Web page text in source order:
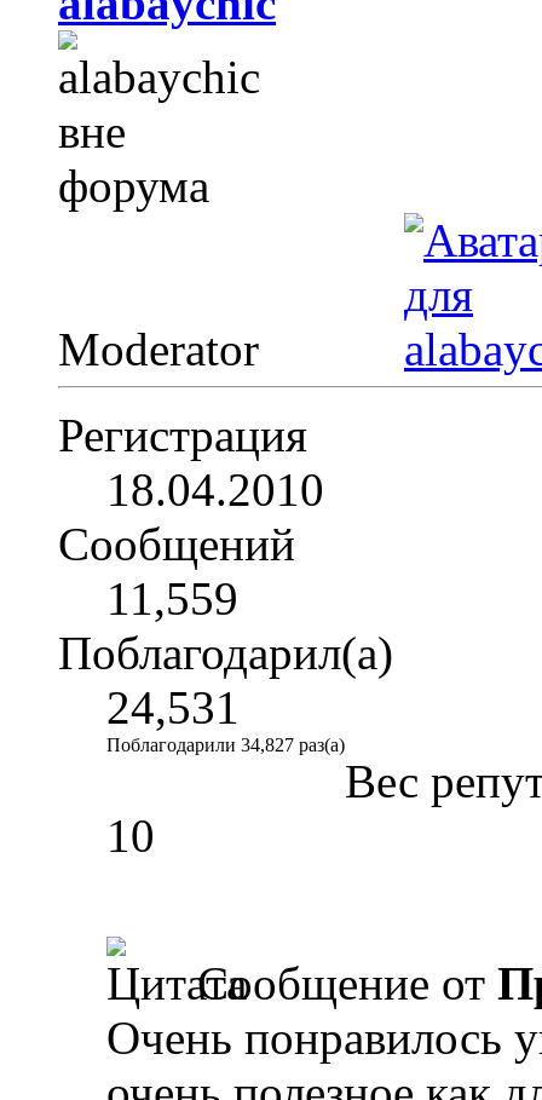
Moderator
Регистрация
18.04.2010
Сообщений
11,559
Поблагодарил(а)
24,531
Поблагодарили 34,827 раз(а)
Вес
10
Сообщение от
Очень понравилось